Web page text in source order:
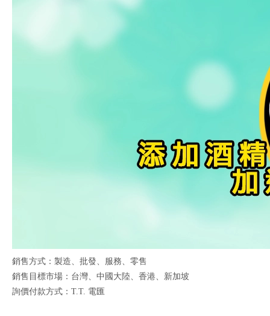
銷售方式：製造、批發、服務、零售
銷售目標市場：台灣、中國大陸、香港、新加坡
詢價付款方式：T.T. 電匯